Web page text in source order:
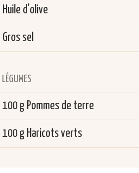
Huile d'olive
Gros sel
LÉGUMES
100 g Pommes de terre
100 g Haricots verts